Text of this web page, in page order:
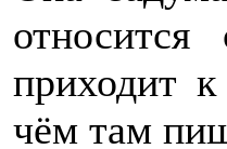
приходит
чём там